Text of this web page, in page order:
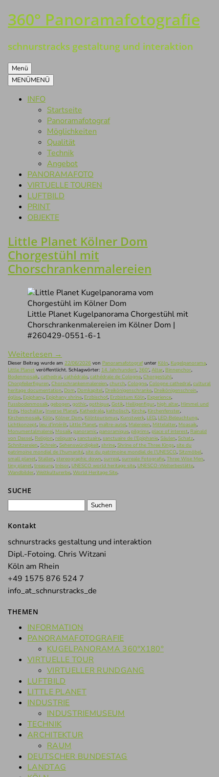
Zum
Inhalt
360° Panoramafotografie
schnurstracks gestaltung und interaktion
Menü
MENÜMENÜ
INFO
Startseite
Panoramafotograf
Möglichkeiten
Qualität
Technik
Angebot
PANORAMAFOTO
VIRTUELLE TOUREN
LUFTBILD
PRINT
OBJEKTE
Little Planet Kölner Dom
Chorgestühl mit
Chorschrankenmalereien
Little Planet Kugelpanorama Chorgestühl mit
Chorschrankenmalereien im Kölner Dom |
#260429-0551-6-1
Weiterlesen →
Dieser Beitrag wurde am 22/06/2026 von Panoramafotografunter Köln, Kugelpanorama,
Little Planet veröffentlicht. Schlagwörter: 14. Jahrhundert, 360°, Altar, Binnenchor,
Bodenmosaik, cathedral, cathédrale, cathédrale de Cologne, Chorgestühl,
Chorpfeilerfiguren, Chorschrankenmalereien, church, Cologne, Cologne cathedral, cultural
heritage documentation, Dom, Domkapitel, Dreikönigenschranke, Dreikönigenschrein,
église, Epiphany, Epiphany shrine, Erzbischof, Erzbistum Köln, Experience,
Fussbodenmosaik, gebogen, gothic, gothique, Gotik, Heiligenfigur, high altar, Himmel und
Erde, Hochaltar, Inverse Planet, Kathedrale, katholisch, Kirche, Kirchenfenster,
Kirchenmosaik, Köln, Kölner Dom, Kölntourismus, Kunstwerk, LED, LED-Beleuchtung,
Lichtkonzept, lieu d'intérêt, Little Planet, maître-autel, Malereien, Mittelalter, Moasaik,
Monumentalmalerei, Mosaik, panoramic, panoramique, pilgrims, place of interest, Rainald
von Dassel, Religion, reliquary, sanctuaire, sanctuaire de l'Epiphanie, Säulen, Schatz,
Schnitzereien, Schrein, Sehenswürdigkeit, shrine, Shrine of the Three Kings, site du
patrimoine mondial de l'humanité, site du patrimoine mondial de l'UNESCO, Sitzmöbel,
small planet, Stallen, stereographic down, surreal, surreale Fotografie, Three Wise Men,
tiny planet, treasure, trésor, UNESCO world heritage site, UNESCO-Welterbestätte,
Wandbilder, Weltkulturerbe, World Heritage Site.
SUCHE
Kontakt
schnurstracks gestaltung und interaktion
Dipl.-Fotoing. Chris Witzani
Köln am Rhein
+49 1575 876 524 7
info_at_schnurstracks_de
THEMEN
INFORMATION
PANORAMAFOTOGRAFIE
KUGELPANORAMA 360°X180°
VIRTUELLE TOUR
VIRTUELLER RUNDGANG
LUFTBILD
LITTLE PLANET
INDUSTRIE
INDUSTRIEMUSEUM
TECHNIK
ARCHITEKTUR
RAUM
DEUTSCHER BUNDESTAG
LANDTAG